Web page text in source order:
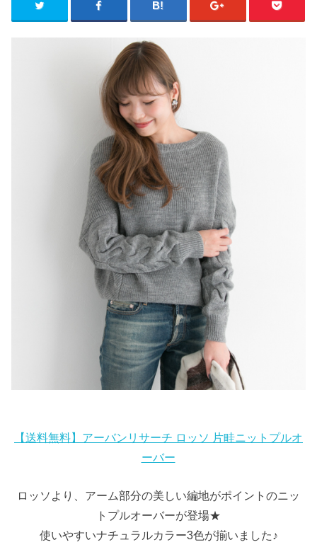
【送料無料】アーバンリサーチ ロッソ 片畦ニットプルオ
ーバー
ロッソより、アーム部分の美しい編地がポイントのニッ
トプルオーバーが登場★
使いやすいナチュラルカラー3色が揃いました♪